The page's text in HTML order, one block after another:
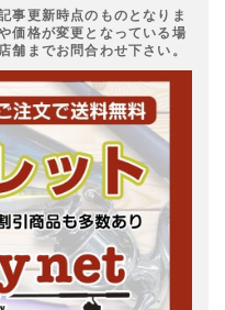
事更新時点のものとなりま
価格が変更となっている場
舗までお問合わせ下さい。